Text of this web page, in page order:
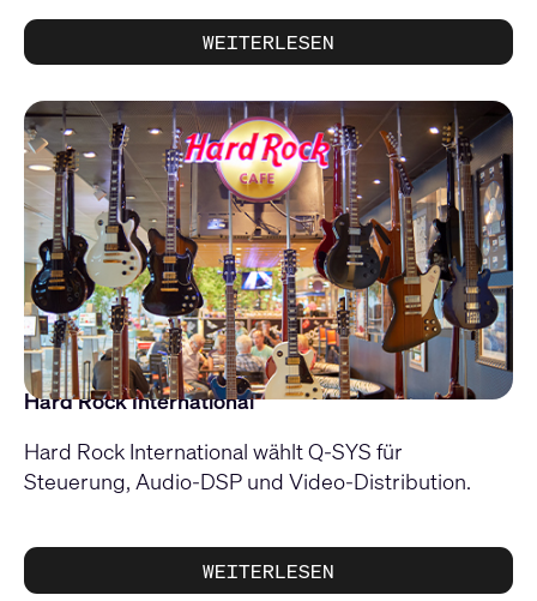
WEITERLESEN
Hard Rock International
Hard Rock International wählt Q-SYS für
Steuerung, Audio-DSP und Video-Distribution.
WEITERLESEN